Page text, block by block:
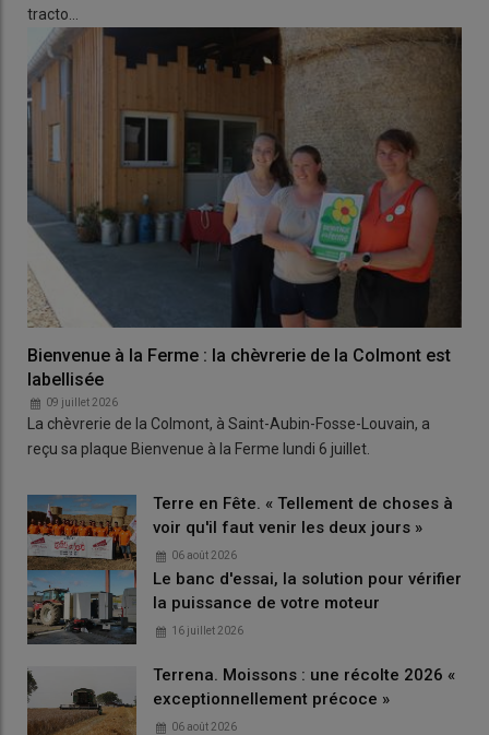
tracto…
Bienvenue à la Ferme : la chèvrerie de la Colmont est
labellisée
09 juillet 2026
La chèvrerie de la Colmont, à Saint-Aubin-Fosse-Louvain, a
reçu sa plaque Bienvenue à la Ferme lundi 6 juillet.
Terre en Fête. « Tellement de choses à
voir qu'il faut venir les deux jours »
06 août 2026
Le banc d'essai, la solution pour vérifier
la puissance de votre moteur
16 juillet 2026
Terrena. Moissons : une récolte 2026 «
exceptionnellement précoce »
06 août 2026